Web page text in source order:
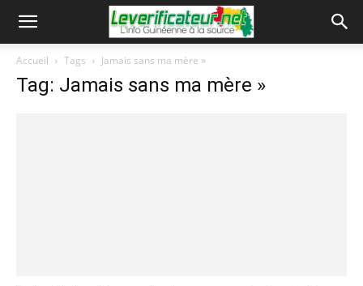
Accueil Tags Jamais sans ma mère »
Tag: Jamais sans ma mère »